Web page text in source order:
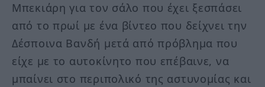
Μπεκιάρη για τον σάλο που έχει ξεσπάσει
από το πρωί με ένα βίντεο που δείχνει την
Δέσποινα Βανδή μετά από πρόβλημα που
είχε με το αυτοκίνητο που επέβαινε, να
μπαίνει στο περιπολικό της αστυνομίας και